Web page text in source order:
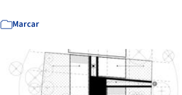
Marcar